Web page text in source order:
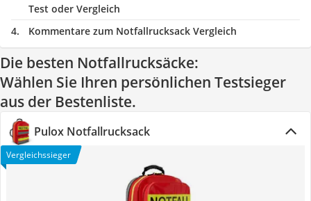
Test oder Vergleich
Kommentare zum Notfallrucksack Vergleich
Die besten Notfallrucksäcke:
Wählen Sie Ihren persönlichen Testsieger
aus der Bestenliste.
Pulox Notfallrucksack
Vergleichssieger